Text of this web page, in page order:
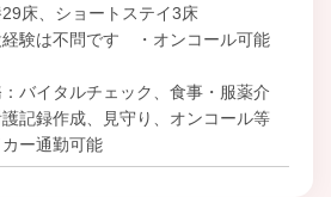
29床、ショートステイ3床
経験は不問です ・オンコール可能
：バイタルチェック、食事・服薬介
記録作成、見守り、オンコール等
カー通勤可能